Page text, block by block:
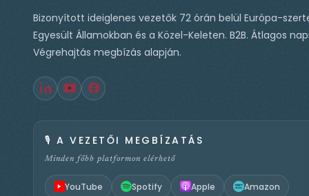
Bizonyított ideiglenes vezetők 72 órán belül Európa-
Egyesült Államokban és a Közel-Keleten. B2B. Átlagos
Végrehajtás megbízás alapján.
🎙️ A VEZETŐI MEGBÍZATÁS
Minden főbb platformon elérhető
YouTube Spotify Apple Amazon